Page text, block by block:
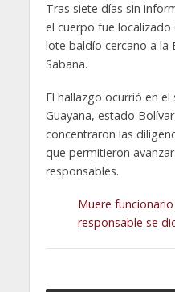
Tras siete días sin
el cuerpo fue
lote baldío cercano a la
Sabana.
El hallazgo ocurrió en
Guayana, estado
concentraron las
que permitieron
responsables.
Muere
responsable se